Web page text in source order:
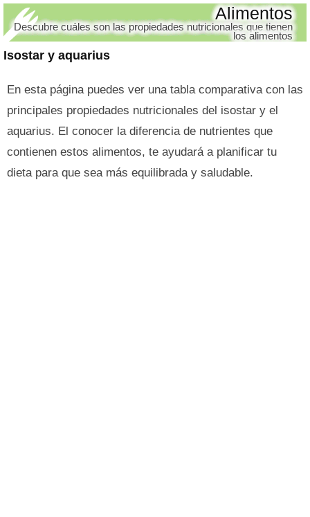
Isostar y aquarius
Alimentos
Descubre cuáles son las propiedades nutricionales que tienen
los alimentos
En esta página puedes ver una tabla comparativa con las
principales propiedades nutricionales del isostar y el
aquarius. El conocer la diferencia de nutrientes que
contienen estos alimentos, te ayudará a planificar tu
dieta para que sea más equilibrada y saludable.